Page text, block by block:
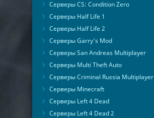
Серверы CS: Condition Zero
Серверы Half Life 1
Серверы Half Life 2
Серверы Garry's Mod
Серверы San Andreas Multiplayer
Серверы Multi Theft Auto
Серверы Criminal Russia Multiplayer
Серверы Minecraft
Серверы Left 4 Dead
Серверы Left 4 Dead 2